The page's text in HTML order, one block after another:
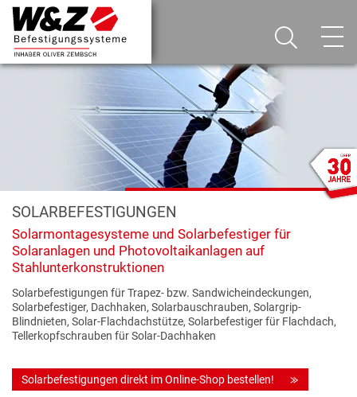
SOLARBEFESTIGUNGEN
Solarmontagesysteme und Solarbefestiger für
Solaranlagen und Photovoltaikanlagen auf
Stahlunterkonstruktionen
Solarbefestigungen für Trapez- bzw. Sandwicheindeckungen,
Solarbefestiger, Dachhaken, Solarbauschrauben, Solargrip-
Blindnieten, Solar-Flachdachstütze, Solarbefestiger für Flachdach,
Tellerkopfschrauben für Solar-Dachhaken
Solarbefestigungen direkt im Online-Shop bestellen!